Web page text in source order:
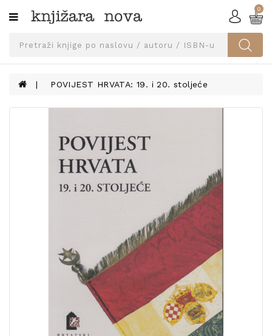
Kategorije
SVEUČILIŠNA
UDŽBENICI
KNJIGE
0
POVIJEST HRVATA: 19. i 20. stoljeće